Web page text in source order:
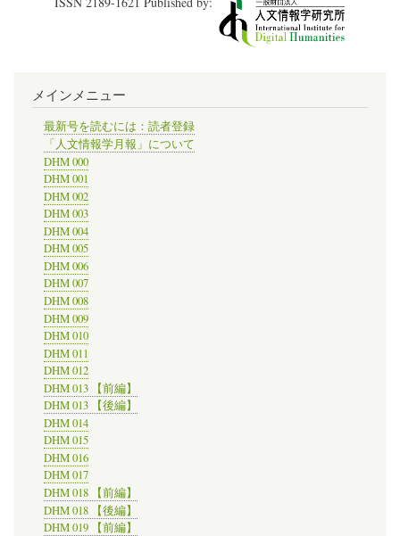
報
文
科
学
と
コ
表
会」
の
メインメニュー
最新号を読むには：読者登録
「人文情報学月報」について
DHM 000
DHM 001
DHM 002
DHM 003
DHM 004
DHM 005
DHM 006
DHM 007
DHM 008
DHM 009
DHM 010
DHM 011
DHM 012
DHM 013 【前編】
DHM 013 【後編】
DHM 014
DHM 015
DHM 016
DHM 017
DHM 018 【前編】
DHM 018 【後編】
DHM 019 【前編】